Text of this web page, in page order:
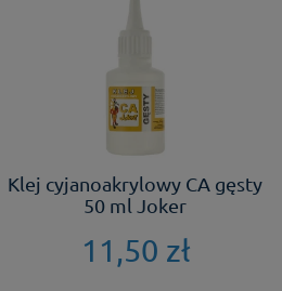
Klej cyjanoakrylowy CA gęsty
50 ml Joker
11,50 zł